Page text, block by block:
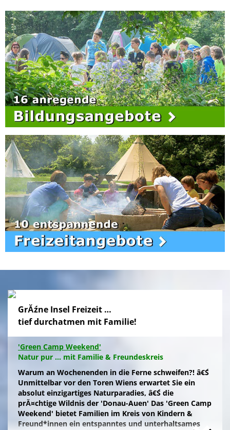
GrĂźne Insel Freizeit …
tief durchatmen mit Familie!
'Green Camp Weekend'
Natur pur ... mit Familie & Freundeskreis
Warum an Wochenenden in die Ferne schweifen?! â€Ś
Unmittelbar vor den Toren Wiens erwartet Sie ein
absolut einzigartiges Naturparadies, â€Ś die
prĂ¤chtige Wildnis der 'Donau-Auen' Das 'Green Camp
Weekend' bietet Familien im Kreis von Kindern &
Freund*innen ein entspanntes und unterhaltsames